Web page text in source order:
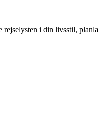
i din livsstil,